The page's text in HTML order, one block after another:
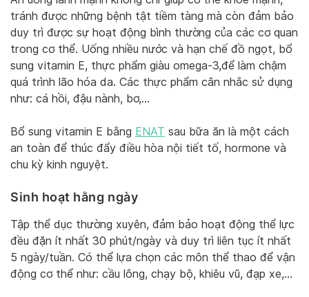
tránh được những bệnh tật tiềm tàng mà còn đảm bảo
duy trì được sự hoạt động bình thường của các cơ quan
trong cơ thể. Uống nhiều nước và hạn chế đồ ngọt, bổ
sung vitamin E, thực phẩm giàu omega-3,để làm chậm
quá trình lão hóa da. Các thực phẩm cân nhắc sử dụng
như: cá hồi, đậu nành, bơ,…
Bổ sung vitamin E bằng ENAT sau bữa ăn là một cách
an toàn để thúc đẩy điều hòa nội tiết tố, hormone và
chu kỳ kinh nguyệt.
Sinh hoạt hằng ngày
Tập thể dục thường xuyên, đảm bảo hoạt động thể lực
đều đặn ít nhất 30 phút/ngày và duy trì liên tục ít nhất
5 ngày/tuần. Có thể lựa chọn các môn thể thao để vận
động cơ thể như: cầu lông, chạy bộ, khiêu vũ, đạp xe,…